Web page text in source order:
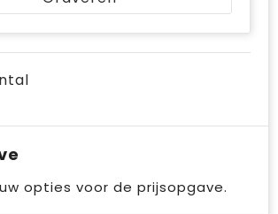
Sokken
en tassen
opties voor de prijsopgave.